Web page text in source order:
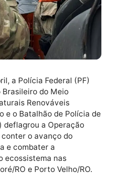
a Polícia Federal (PF)
Brasileiro do Meio
Naturais Renováveis